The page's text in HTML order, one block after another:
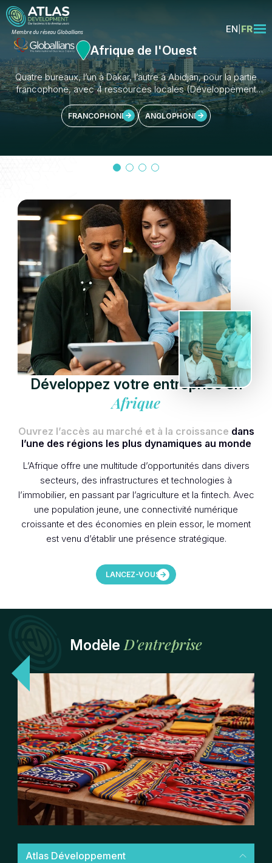
Membre du réseau Globallians EN FR
Afrique de l'Ouest
Quatre bureaux, l’un à Dakar, l’autre à Abidjan, pour la partie
francophone, avec 4 ressources locales (Développement
des affaires ; Fiscalité, Droit Ohada, Industrie), un bureau à
Accra (Ghana) avec 12 ressources et un autre à Lagos
(Nigeria) avec 19 ressources
FRANCOPHONE ANGLOPHONE
Développez votre entreprise en
Afrique
Ouvrez l’accès au marché et à la croissance dans
l’une des régions les plus dynamiques au monde
L’Afrique offre une multitude d’opportunités dans divers
secteurs, des infrastructures et technologies à
l’immobilier, en passant par l’agriculture et la fintech. Avec
une population jeune, une connectivité numérique
croissante et des économies en plein essor, le moment
est venu d’établir une présence stratégique.
LANCEZ-VOUS
ModèleD'entreprise
Atlas Développement